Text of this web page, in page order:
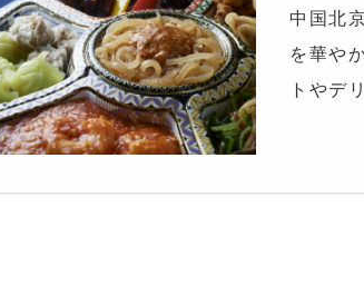
中国北
を華や
トやデ